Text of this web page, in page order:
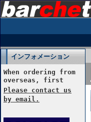
インフォメーション
When ordering from
overseas, first
Please contact us
by email.